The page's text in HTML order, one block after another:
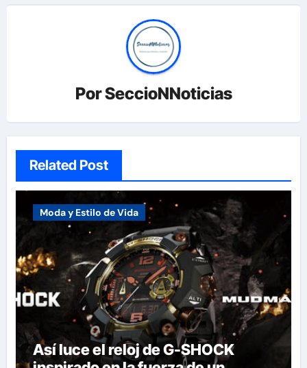
PorSeccioNNoticias
Related Post
Moda y Estilo de Vida
Así luce el reloj de G-SHOCK